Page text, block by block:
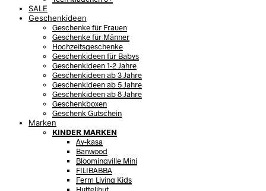
SALE
Geschenkideen
Geschenke für Frauen
Geschenke für Männer
Hochzeitsgeschenke
Geschenkideen für Babys
Geschenkideen 1-2 Jahre
Geschenkideen ab 3 Jahre
Geschenkideen ab 5 Jahre
Geschenkideen ab 8 Jahre
Geschenkboxen
Geschenk Gutschein
Marken
KINDER MARKEN
Ay-kasa
Banwood
Bloomingville Mini
FILIBABBA
Ferm Living Kids